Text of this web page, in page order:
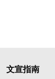
文宣指南